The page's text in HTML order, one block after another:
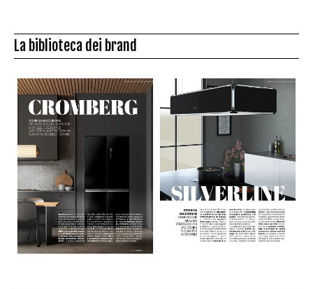
La biblioteca dei brand